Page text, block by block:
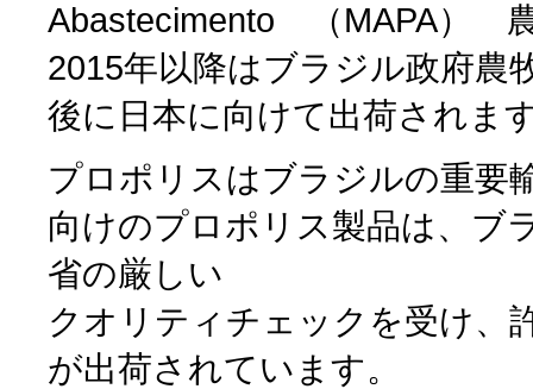
Abastecimento （MAPA）
2015年以降はブラジル政府農
後に日本に向けて出荷されま
プロポリスはブラジルの重要
向けのプロポリス製品は、ブ
省の厳しい
クオリティチェックを受け、
が出荷されています。